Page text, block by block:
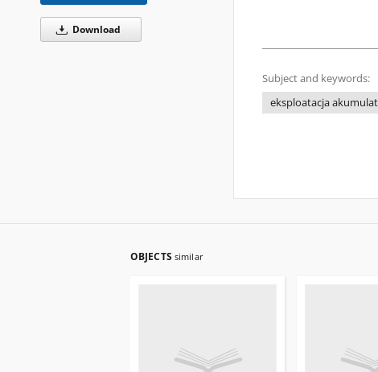
Download
Subject and keywords:
eksploatacja
OBJECTS similar